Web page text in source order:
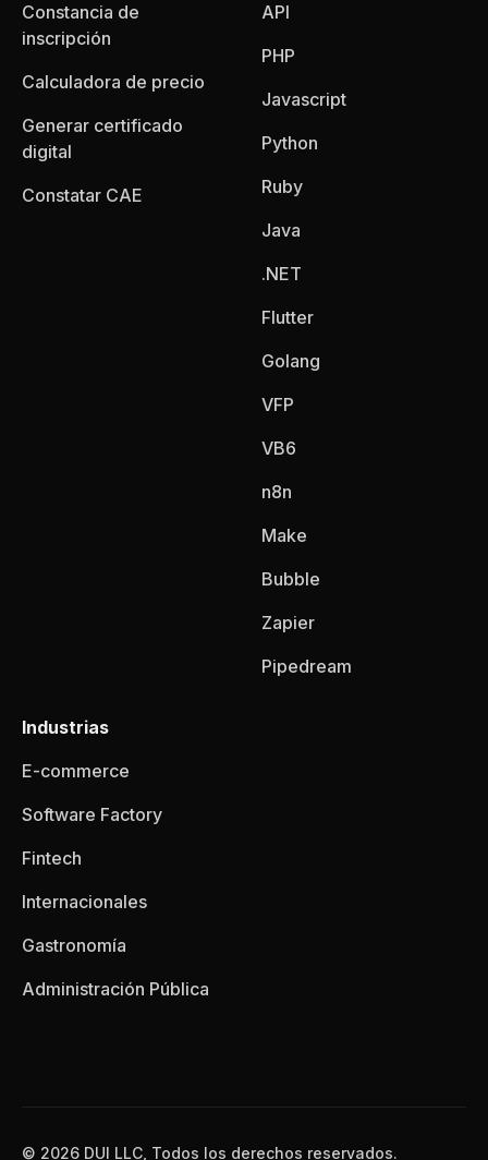
Constancia de
inscripción
Calculadora de precio
Generar certificado
digital
Constatar CAE
API
PHP
Javascript
Python
Ruby
Java
.NET
Flutter
Golang
VFP
VB6
n8n
Make
Bubble
Zapier
Pipedream
Industrias
E-commerce
Software Factory
Fintech
Internacionales
Gastronomía
Administración Pública
© 2026 DUI LLC, Todos los derechos reservados.